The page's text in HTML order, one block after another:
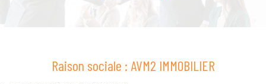
Raison sociale : AVM2 IMMOBILIER